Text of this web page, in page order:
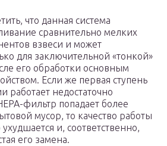
что данная система
сравнительно мелких
взвеси и может
для заключительной «тонкой»
его обработки основным
Если же первая ступень
работает недостаточно
фильтр попадает более
мусор, то качество работы
и, соответственно,
его замена.